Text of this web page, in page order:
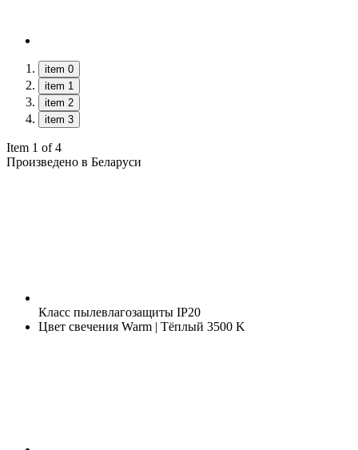
item 0
item 1
item 2
item 3
Item 1 of 4
Произведено в Беларуси
Класс пылевлагозащиты IP20
Цвет свечения Warm | Тёплый 3500 K